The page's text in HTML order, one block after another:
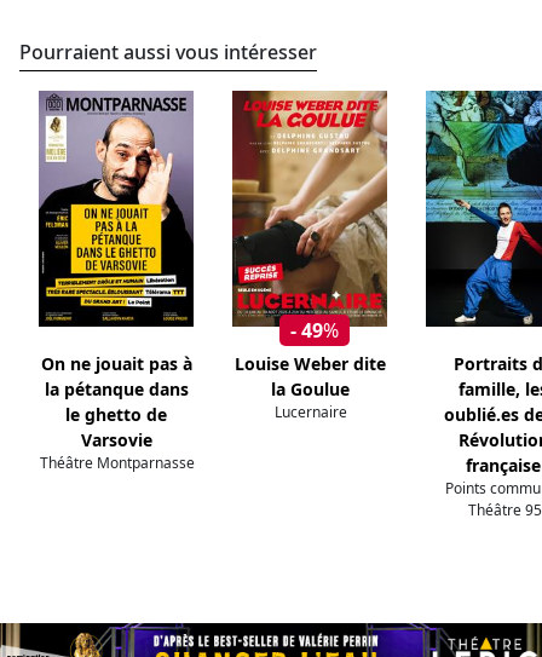
Pourraient aussi vous intéresser
On ne jouait pas à
la pétanque dans
le ghetto de
Varsovie
Théâtre Montparnasse
- 49%
Louise Weber dite
la Goulue
Lucernaire
Portraits
famille,
oublié.es
française
Points
Théâtre 95